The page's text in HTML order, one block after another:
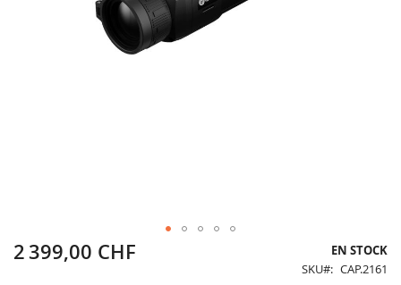
2 399,00 CHF
EN STOCK
SKU
CAP.2161
Skip